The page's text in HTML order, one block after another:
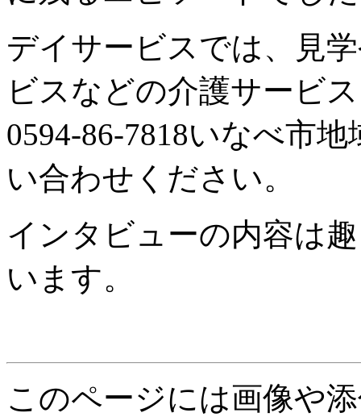
デイサービスでは、見
ビスなどの介護サービ
0594-86-7818いなべ市
い合わせください。
インタビューの内容は
います。
このページには画像や